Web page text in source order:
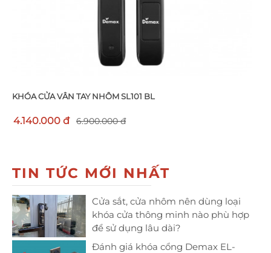
KHÓA CỬA VÂN TAY NHÔM SL101 BL
4.140.000 đ 6.900.000 đ
TIN TỨC MỚI NHẤT
Cửa sắt, cửa nhôm nên dùng loại
khóa cửa thông minh nào phù hợp
để sử dụng lâu dài?
Đánh giá khóa cổng Demax EL-